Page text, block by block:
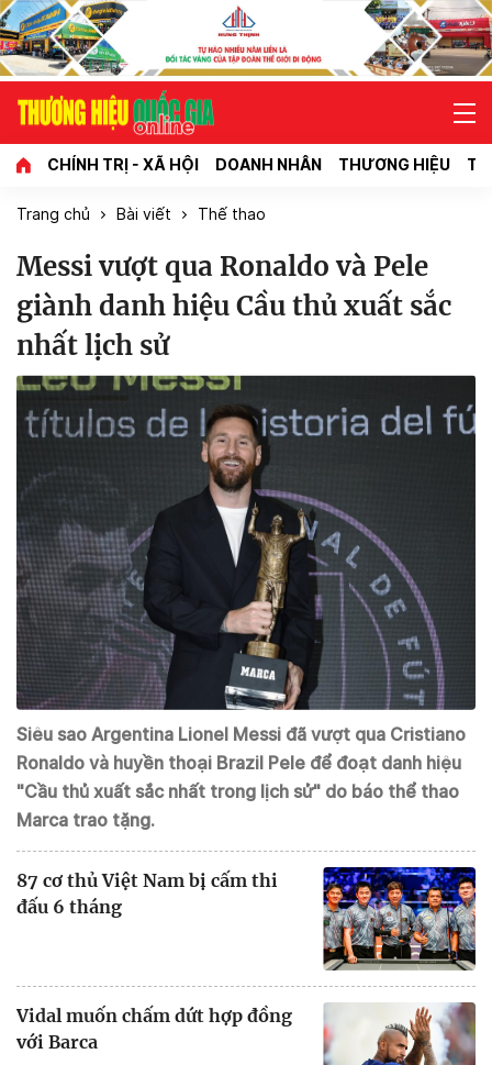
CHÍNH TRỊ - XÃ HỘI DOANH NHÂN THƯƠNG HIỆU
Trang chủ Bài viết Thế thao
Messi vượt qua Ronaldo và Pele
giành danh hiệu Cầu thủ xuất sắc
nhất lịch sử
Siêu sao Argentina Lionel Messi đã vượt qua Cristiano
Ronaldo và huyền thoại Brazil Pele để đoạt danh hiệu
"Cầu thủ xuất sắc nhất trong lịch sử" do báo thể thao
Marca trao tặng.
87 cơ thủ Việt Nam bị cấm thi
đấu 6 tháng
Vidal muốn chấm dứt hợp đồng
với Barca